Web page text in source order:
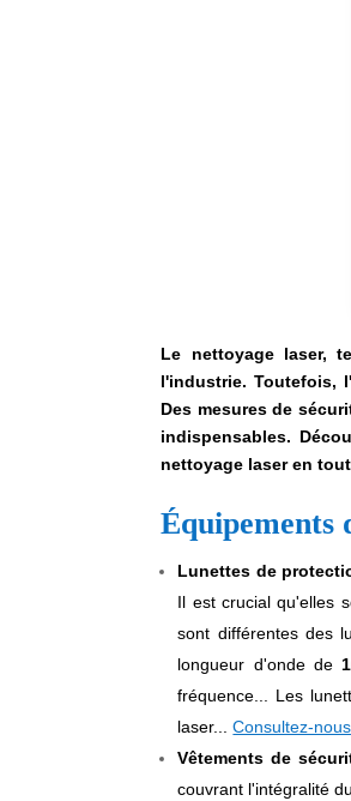
Le nettoyage laser,
l'industrie. Toutefois,
Des mesures de
indispensables.
nettoyage laser en
Équipements
Lunettes de
Il est crucial qu'elles
sont différentes des
longueur d'onde de
fréquence... Les
laser... Consultez-nous
Vêtements de
couvrant l'intégralité